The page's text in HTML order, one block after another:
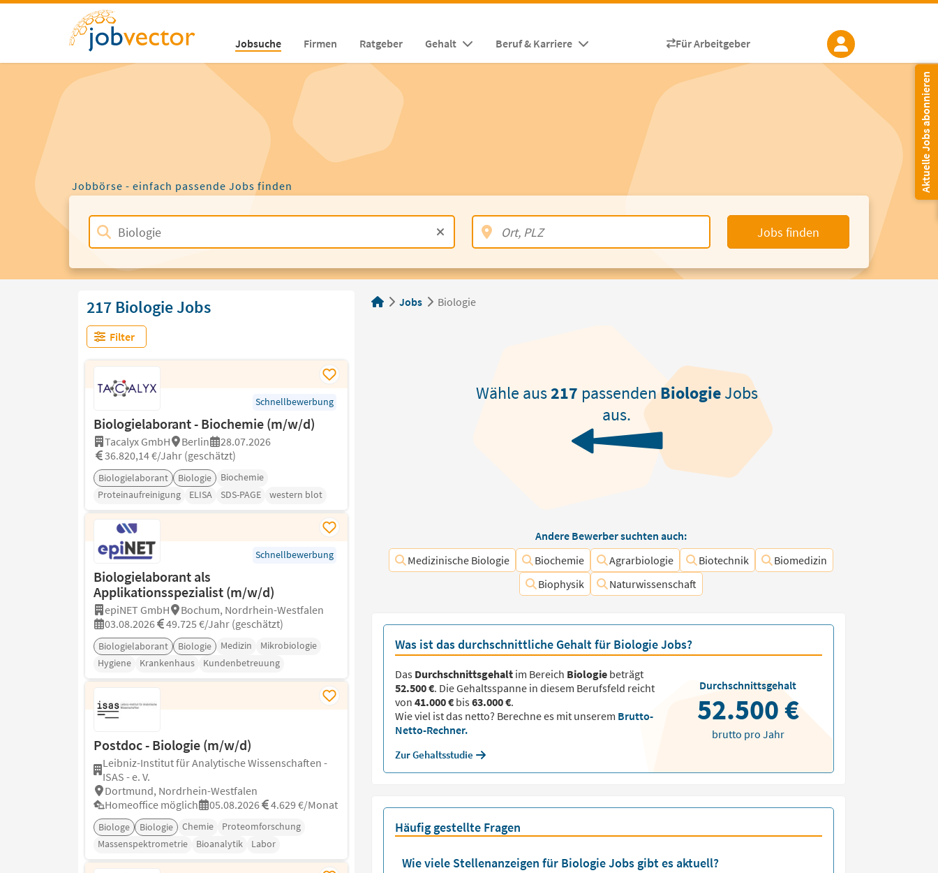
Jobsuche Firmen Ratgeber Gehalt Beruf & Karriere Für Arbeitgeber
Aktuelle Jobs abonnieren
Jobbörse - einfach passende Jobs finden
Jobs finden
217 Biologie Jobs
Filter
Schnellbewerbung
Biologielaborant - Biochemie (m/w/d)
Tacalyx GmbH Berlin
28.07.2026
36.820,14 €/Jahr (geschätzt)
Biologielaborant Biologie
Biochemie
Proteinaufreinigung
ELISA SDS-PAGE western blot
Schnellbewerbung
Biologielaborant als
Applikationsspezialist (m/w/d)
epiNET GmbH
Bochum, Nordrhein-Westfalen
03.08.2026
49.725 €/Jahr (geschätzt)
Biologielaborant Biologie Medizin
Mikrobiologie
Hygiene
Krankenhaus Kundenbetreuung
Postdoc - Biologie (m/w/d)
Leibniz-Institut für Analytische Wissenschaften -
ISAS - e. V.
Dortmund, Nordrhein-Westfalen
Homeoffice möglich
05.08.2026 4.629 €/Monat
Biologe Biologie Chemie
Proteomforschung
Massenspektrometrie
Bioanalytik Labor
Jobs Biologie
Wähle aus217 passenden BiologieJobs
aus.
Andere Bewerber suchten auch:
Medizinische Biologie
Biochemie Agrarbiologie Biotechnik
Biomedizin
Biophysik
Naturwissenschaft
Was ist das durchschnittliche Gehalt für Biologie Jobs?
Das Durchschnittsgehaltim Bereich Biologiebeträgt
52.500 €. Die Gehaltsspanne in diesem Berufsfeld reicht
von 41.000 €bis63.000 €.
Wie viel ist das netto? Berechne es mit unserem Brutto-
Netto-Rechner.
Zur Gehaltsstudie
Durchschnittsgehalt
52.500 €
brutto pro Jahr
Häufig gestellte Fragen
Wie viele Stellenanzeigen für Biologie Jobs gibt es aktuell?